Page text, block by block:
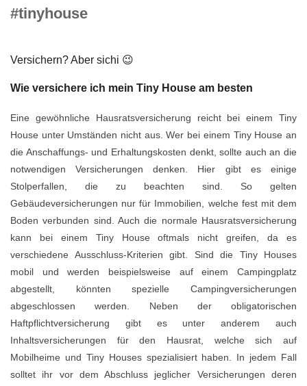
#tinyhouse
Versichern? Aber sichi 😉
Wie versichere ich mein Tiny House am besten
Eine gewöhnliche Hausratsversicherung reicht bei einem Tiny
House unter Umständen nicht aus. Wer bei einem Tiny House an
die Anschaffungs- und Erhaltungskosten denkt, sollte auch an die
notwendigen Versicherungen denken. Hier gibt es einige
Stolperfallen, die zu beachten sind. So gelten
Gebäudeversicherungen nur für Immobilien, welche fest mit dem
Boden verbunden sind. Auch die normale Hausratsversicherung
kann bei einem Tiny House oftmals nicht greifen, da es
verschiedene Ausschluss-Kriterien gibt. Sind die Tiny Houses
mobil und werden beispielsweise auf einem Campingplatz
abgestellt, könnten spezielle Campingversicherungen
abgeschlossen werden. Neben der obligatorischen
Haftpflichtversicherung gibt es unter anderem auch
Inhaltsversicherungen für den Hausrat, welche sich auf
Mobilheime und Tiny Houses spezialisiert haben. In jedem Fall
solltet ihr vor dem Abschluss jeglicher Versicherungen deren